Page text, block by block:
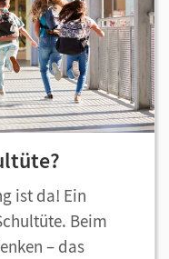
ist da! Ein
Beim
– das